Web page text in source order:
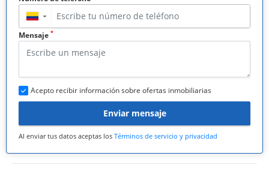
▼
Mensaje *
Acepto recibir información sobre ofertas inmobiliarias
Enviar mensaje
Al enviar tus datos aceptas los Términos de servicio y privacidad